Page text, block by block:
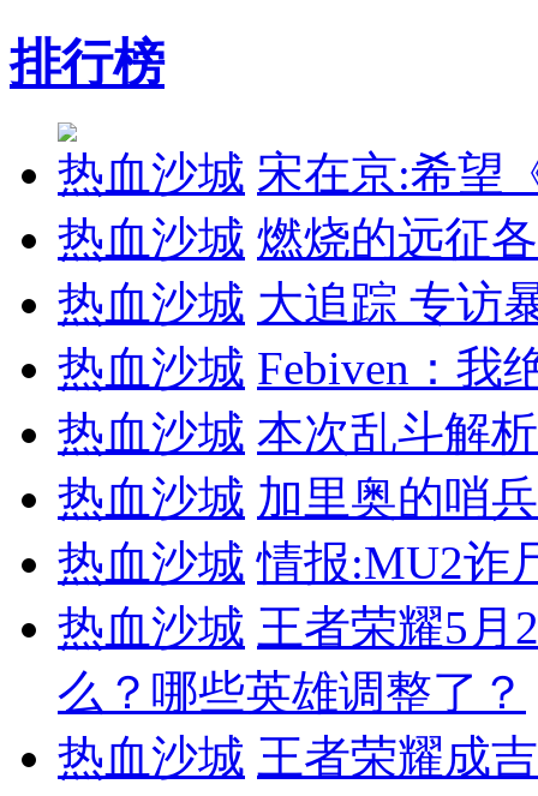
排行榜
热血沙城 宋在京:希望
热血沙城 燃烧的远征
热血沙城 大追踪 专访
热血沙城 Febiven：我
热血沙城 本次乱斗解
热血沙城 加里奥的哨
热血沙城 情报:MU2诈
热血沙城 王者荣耀5月
么？哪些英雄调整了？
热血沙城 王者荣耀成